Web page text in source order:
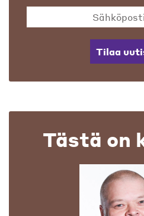
Tilaa
Tästä on